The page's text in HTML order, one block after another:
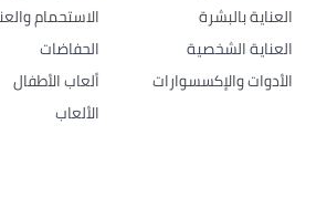
العناية بالبشرة
العناية الشخصية
الأدوات والإكسسوارات
الاستحمام
الحفاضات
ألعاب الأطفال
الألعاب